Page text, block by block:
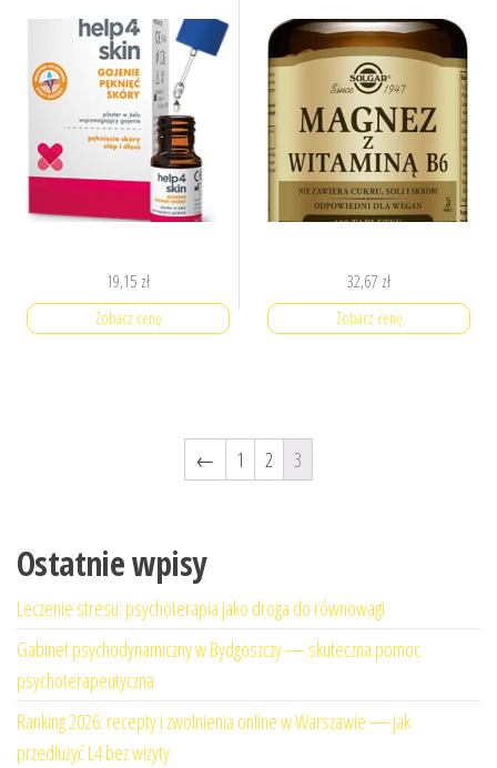
19,15 zł
Zobacz cenę
32,67 zł
Zobacz cenę
← 1 2 3
Ostatnie wpisy
Leczenie stresu: psychoterapia jako droga do równowagi
Gabinet psychodynamiczny w Bydgoszczy — skuteczna pomoc
psychoterapeutyczna
Ranking 2026: recepty i zwolnienia online w Warszawie — jak
przedłużyć L4 bez wizyty